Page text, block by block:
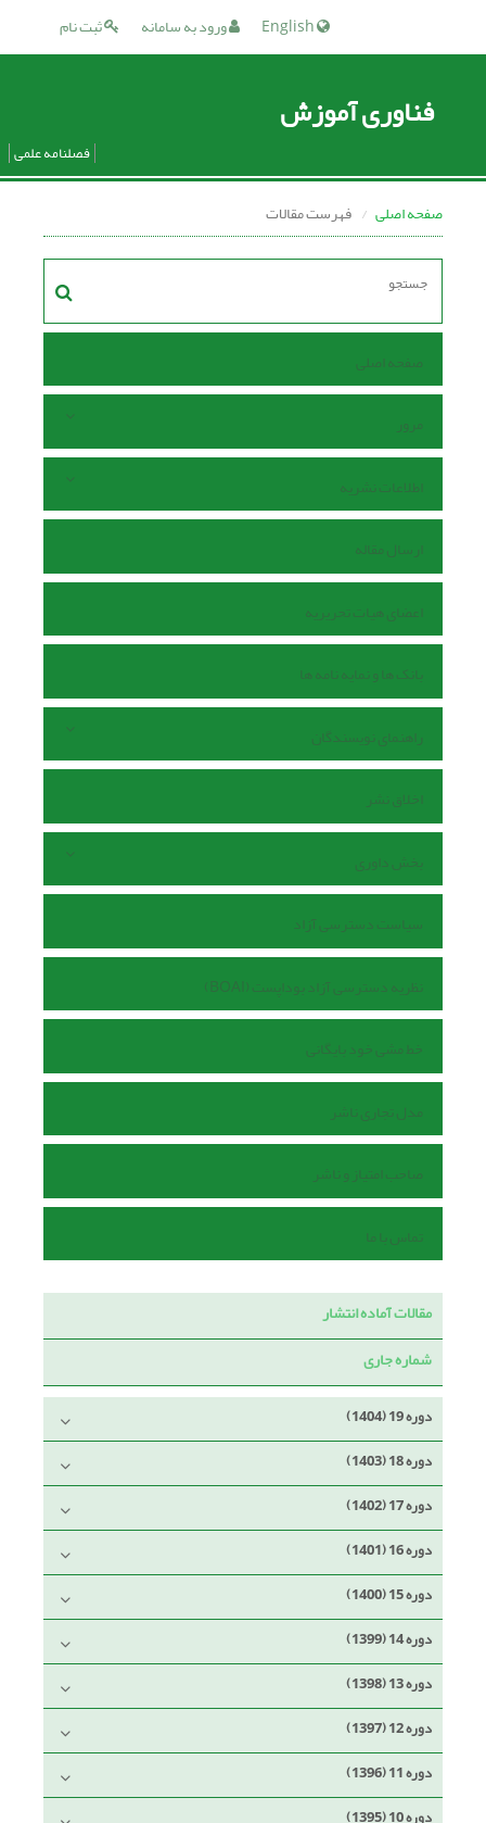
ثبت نام ورود به سامانه
فناوری آموزش
فصلنامه علمی
صفحه اصلی فهرست مقالات
صفحه اصلی
مرور
اطلاعات نشریه
ارسال مقاله
اعضای هیات تحریریه
بانک ها و نمایه نامه ها
راهنمای نویسندگان
اخلاق نشر
بخش داوری
سیاست دسترسی آزاد
نظریه دسترسی آزاد بوداپست (BOAI)
خط مشی خود بایگانی
مدل تجاری ناشر
صاحب امتیاز و ناشر
تماس با ما
مقالات آماده انتشار
شماره جاری
دوره 19 (1404)
دوره 18 (1403)
دوره 17 (1402)
دوره 16 (1401)
دوره 15 (1400)
دوره 14 (1399)
دوره 13 (1398)
دوره 12 (1397)
دوره 11 (1396)
دوره 10 (1395)